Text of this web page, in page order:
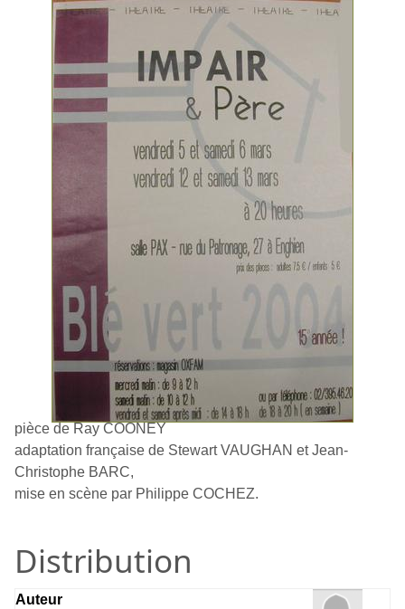
pièce de Ray COONEY
adaptation française de Stewart VAUGHAN et Jean-
Christophe BARC,
mise en scène par Philippe COCHEZ.
Distribution
Auteur